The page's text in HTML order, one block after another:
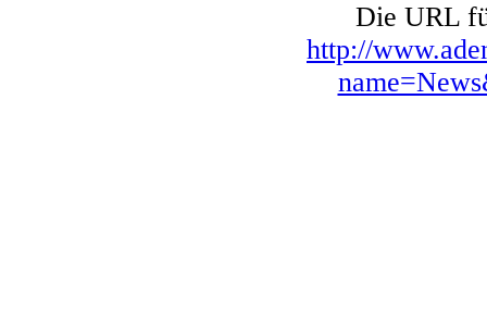
Die URL
http://